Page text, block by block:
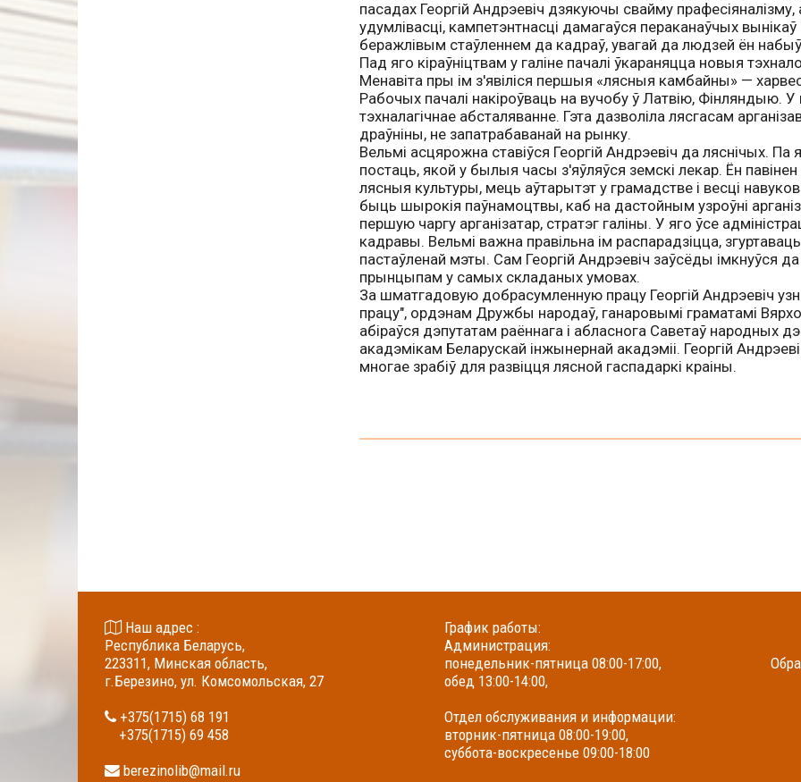
пасадах Георгій Андрэевіч дзякуючы свайму
удумлівасці, кампетэнтнасці дамагаўся пераканаўчых
беражлівым стаўленнем да кадраў, увагай да людзей ён набыў
Пад яго кіраўніцтвам у галіне пачалі ўкараняцца новыя
Менавіта пры ім з'явіліся першыя «лясныя камбайны» —
Рабочых пачалі накіроўваць на вучобу ў Латвію, Фінляндыю. У
тэхналагічнае абсталяванне. Гэта дазволіла лясгасам
драўніны, не запатрабаванай на рынку.
Вельмі асцярожна ставіўся Георгій Андрэевіч да ляснічых.
постаць, якой у былыя часы з'яўляўся земскі лекар. Ён
лясныя культуры, мець аўтарытэт у грамадстве і весці
быць шырокія паўнамоцтвы, каб на дастойным узроўні
першую чаргу арганізатар, стратэг галіны. У яго ўсе
кадравы. Вельмі важна правільна ім распарадзіцца,
пастаўленай мэты. Сам Георгій Андрэевіч заўсёды імкнуўся
прынцыпам у самых складаных умовах.
За шматгадовую добрасумленную працу Георгій Андрэевіч
працу", ордэнам Дружбы народаў, ганаровымі граматамі
абіраўся дэпутатам раённага і абласнога Саветаў народных
акадэмікам Беларускай інжынернай акадэміі. Георгій
многае зрабіў для развіцця лясной гаспадаркі краіны.
Наш адрес :
Республика Беларусь,
223311, Минская область,
г.Березино, ул. Комсомольская, 27
+375(1715) 68 191
+375(1715) 69 458
berezinolib@mail.ru
График работы:
Администрация:
понедельник-пятница 08:00-17:00,
обед 13:00-14:00,
Отдел обслуживания и информации:
вторник-пятница 08:00-19:00,
суббота-воскресенье 09:00-18:00